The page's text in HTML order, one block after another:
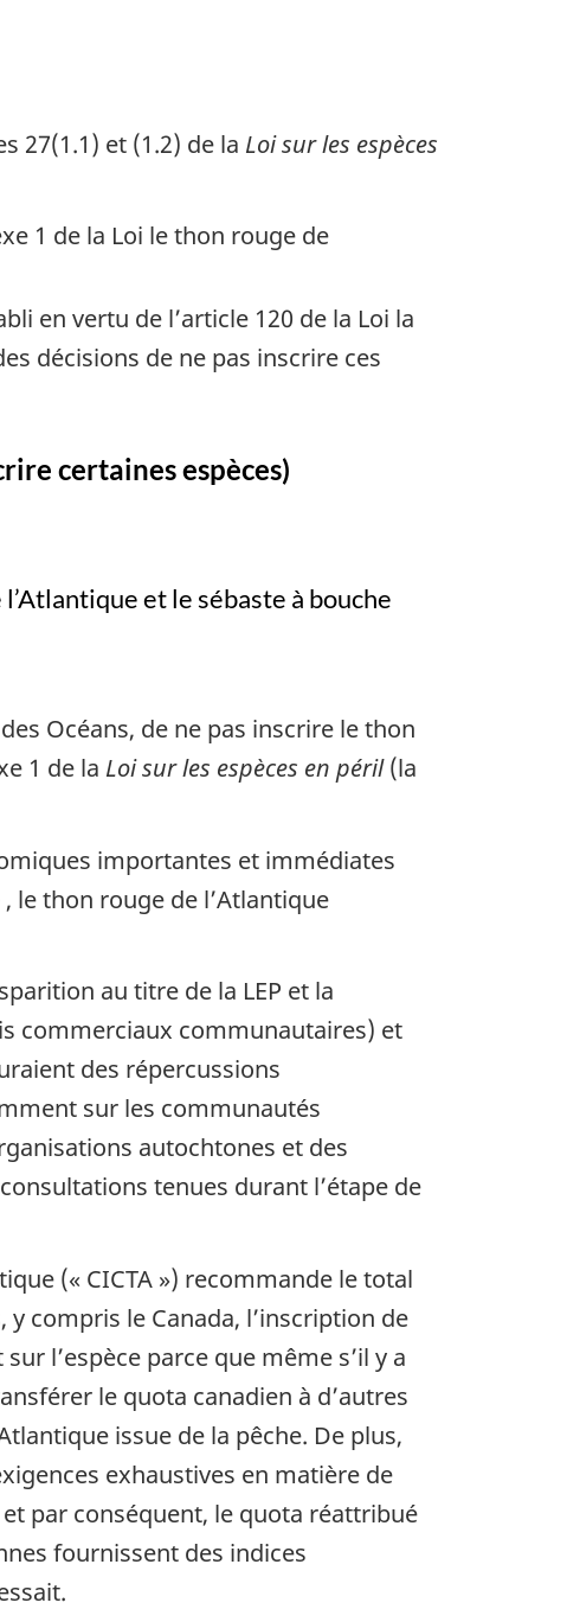
27(1.1) et (1.2) de la Loi sur les espèces
1 de la Loi le thon rouge de
en vertu de l’article 120 de la Loi la
décisions de ne pas inscrire ces
certaines espèces)
et le sébaste à bouche
Océans, de ne pas inscrire le thon
1 de la Loi sur les espèces en péril(la
importantes et immédiates
le thon rouge de l’Atlantique
au titre de la LEP et la
commerciaux communautaires) et
des répercussions
sur les communautés
autochtones et des
tenues durant l’étape de
(« CICTA ») recommande le total
compris le Canada, l’inscription de
l’espèce parce que même s’il y a
le quota canadien à d’autres
issue de la pêche. De plus,
exhaustives en matière de
par conséquent, le quota réattribué
fournissent des indices